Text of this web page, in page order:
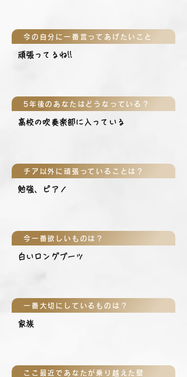
今の自分に一番言ってあげたいこと
頑張ってるね!!
5年後のあなたはどうなっている？
高校の吹奏楽部に入っている
チア以外に頑張っていることは？
勉強、ピアノ
今一番欲しいものは？
白いロングブーツ
一番大切にしているものは？
家族
ここ最近であなたが乗り越えた壁